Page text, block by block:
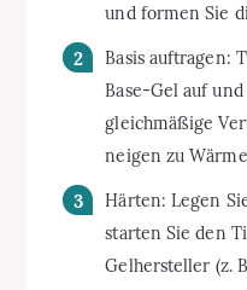
und formen Sie
Basis auftragen:
Base-Gel auf
gleichmäßige
neigen zu
Härten: Legen
starten Sie den
Gelhersteller (z.